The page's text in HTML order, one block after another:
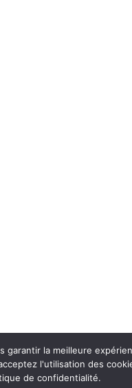
garantir la meilleure
l'utilisation des
de confidentialité.